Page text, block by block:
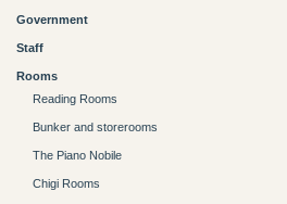
Government
Staff
Rooms
Reading Rooms
Bunker and storerooms
The Piano Nobile
Chigi Rooms